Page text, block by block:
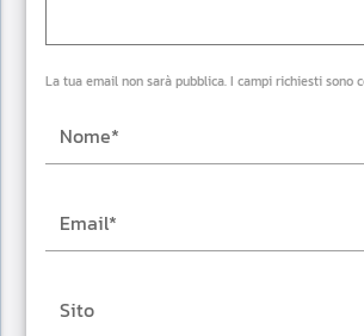
La tua email non sarà pubblica. I campi richiesti sono